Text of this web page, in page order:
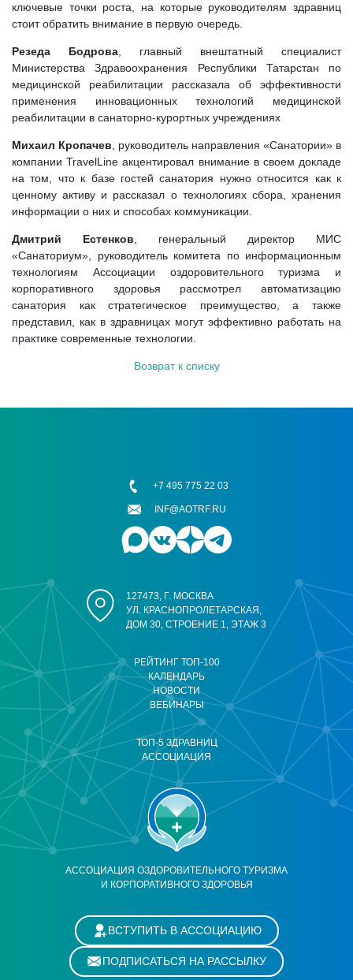
ключевые точки роста, на которые руководителям здравниц
стоит обратить внимание в первую очередь.
Резеда Бодрова , главный внештатный специалист
Министерства Здравоохранения Республики Татарстан по
медицинской реабилитации рассказала об эффективности
применения инновационных технологий медицинской
реабилитации в санаторно-курортных учреждениях
Михаил Кропачев , руководитель направления «Санатории» в
компании TravelLine акцентировал внимание в своем докладе
на том, что к базе гостей санатория нужно относится как к
ценному активу и рассказал о технологиях сбора, хранения
информации о них и способах коммуникации.
Дмитрий Естенков , генеральный директор МИС
«Санаториум», руководитель комитета по информационным
технологиям Ассоциации оздоровительного туризма и
корпоративного здоровья рассмотрел автоматизацию
санатория как стратегическое преимущество, а также
представил, как в здравницах могут эффективно работать на
практике современные технологии.
Возврат к списку
АССОЦИАЦИЯ ОЗДОРОВИТЕЛЬНОГО ТУРИЗМА
И КОРПОРАТИВНОГО ЗДОРОВЬЯ
РЕЙТИНГ ТОП-100
КАЛЕНДАРЬ
НОВОСТИ
ВЕБИНАРЫ
ТОП-5 ЗДРАВНИЦ
АССОЦИАЦИЯ
127473, Г. МОСКВА
УЛ. КРАСНОПРОЛЕТАРСКАЯ,
ДОМ 30, СТРОЕНИЕ 1, ЭТАЖ 3
+7 495 775 22 03
INF@AOTRF.RU
ВСТУПИТЬ В АССОЦИАЦИЮ
ПОДПИСАТЬСЯ НА РАССЫЛКУ